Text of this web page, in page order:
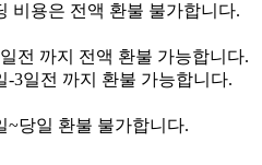
비용은 전액 환불 불가합니다.
전 까지 전액 환불 가능합니다.
-3일전 까지 환불 가능합니다.
~당일 환불 불가합니다.